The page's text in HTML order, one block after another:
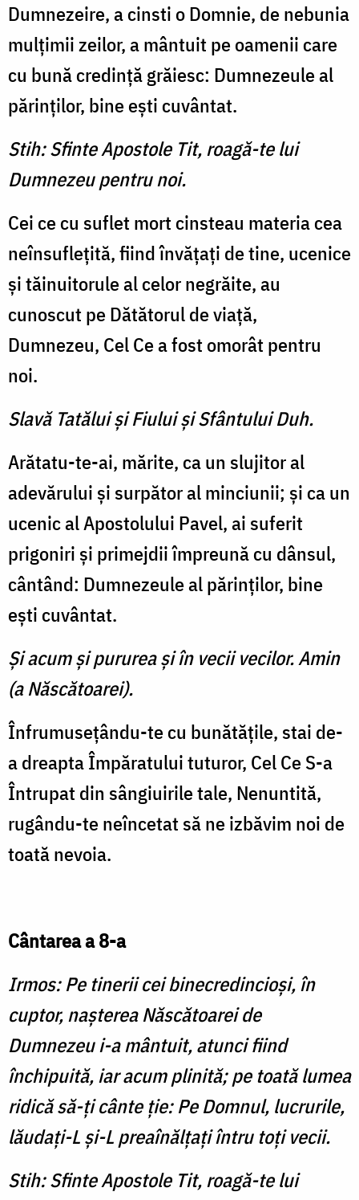
Dumnezeire, a cinsti o Domnie, de nebunia
mulţimii zeilor, a mântuit pe oamenii care
cu bună credinţă grăiesc: Dumnezeule al
părinţilor, bine eşti cuvântat.
Stih: Sfinte Apostole Tit, roagă-te lui
Dumnezeu pentru noi.
Cei ce cu suflet mort cinsteau materia cea
neînsufleţită, fiind învăţaţi de tine, ucenice
şi tăinuitorule al celor negrăite, au
cunoscut pe Dătătorul de viaţă,
Dumnezeu, Cel Ce a fost omorât pentru
noi.
Slavă Tatălui şi Fiului şi Sfântului Duh.
Arătatu-te-ai, mărite, ca un slujitor al
adevărului şi surpător al minciunii; şi ca un
ucenic al Apostolului Pavel, ai suferit
prigoniri şi primejdii împreună cu dânsul,
cântând: Dumnezeule al părinţilor, bine
eşti cuvântat.
Şi acum şi pururea şi în vecii vecilor. Amin
(a Născătoarei).
Înfrumuseţându-te cu bunătăţile, stai de-
a dreapta Împăratului tuturor, Cel Ce S-a
Întrupat din sângiuirile tale, Nenuntită,
rugându-te neîncetat să ne izbăvim noi de
toată nevoia.
Cântarea a 8-a
Irmos: Pe tinerii cei binecredincioşi, în
cuptor, naşterea Născătoarei de
Dumnezeu i-a mântuit, atunci fiind
închipuită, iar acum plinită; pe toată lumea
ridică să-ţi cânte ţie: Pe Domnul, lucrurile,
lăudaţi-L şi-L preaînălţaţi întru toţi vecii.
Stih: Sfinte Apostole Tit, roagă-te lui